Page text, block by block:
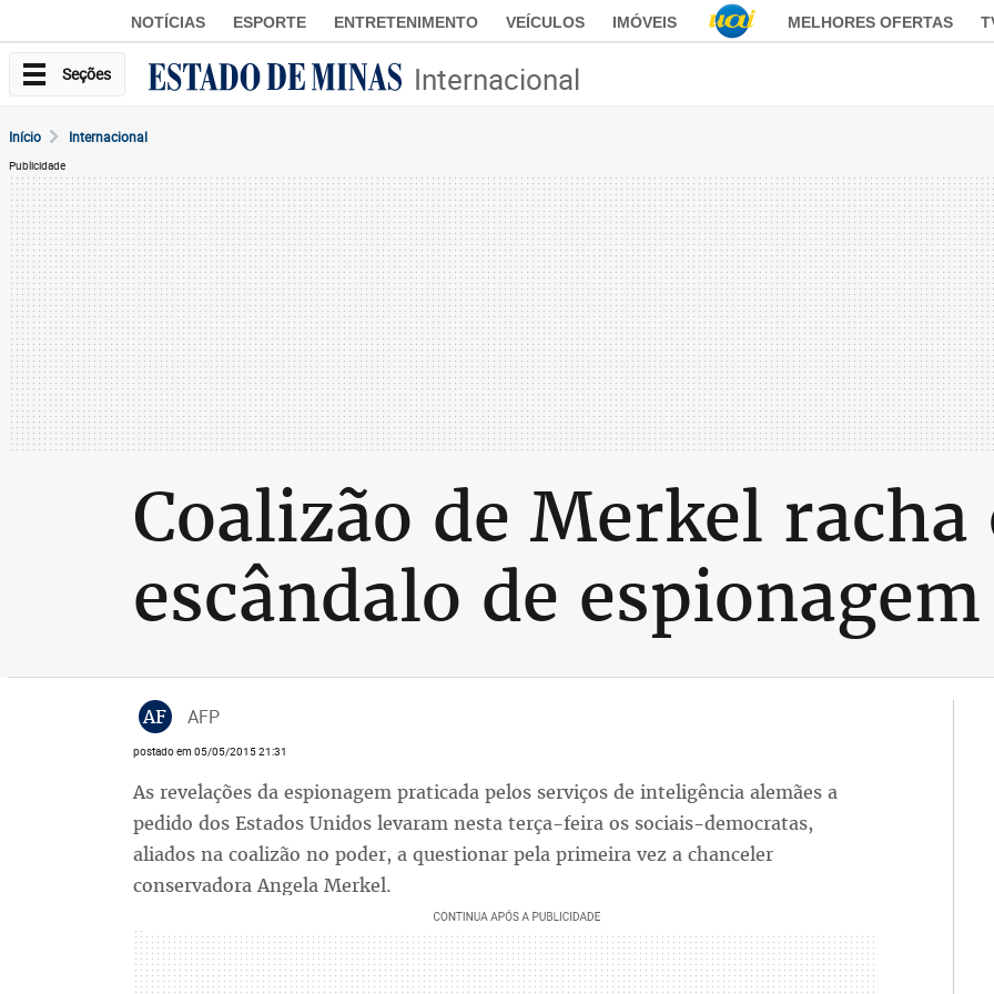
NOTÍCIAS ESPORTE ENTRETENIMENTO VEÍCULOS IMÓVEIS MELHORES OFERTAS
Seções Internacional
Início Internacional
Publicidade
Coalizão de Merkel racha
escândalo de espionagem
AF AFP
postado em 05/05/2015 21:31
As revelações da espionagem praticada pelos serviços de inteligência alemães a
pedido dos Estados Unidos levaram nesta terça-feira os sociais-democratas,
aliados na coalizão no poder, a questionar pela primeira vez a chanceler
conservadora Angela Merkel.